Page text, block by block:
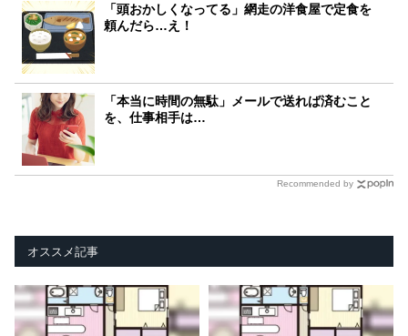
「頭おかしくなってる」網走の洋食屋で定食を
頼んだら…え！
「本当に時間の無駄」メールで送れば済むこと
を、仕事相手は…
Recommended by
オススメ記事